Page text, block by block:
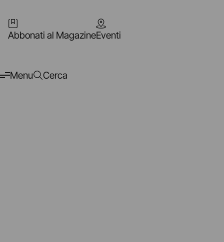
Abbonati al MagazineEventi
Menu Cerca